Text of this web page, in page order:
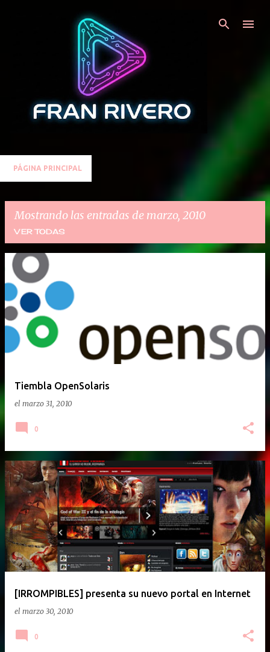
Ir al contenido principal
PÁGINA PRINCIPAL
Mostrando las entradas de marzo, 2010
VER TODAS
E
t
r
a
a
Tiembla OpenSolaris
el marzo 31, 2010
0
[IRROMPIBLES] presenta su nuevo portal en Internet
el marzo 30, 2010
0